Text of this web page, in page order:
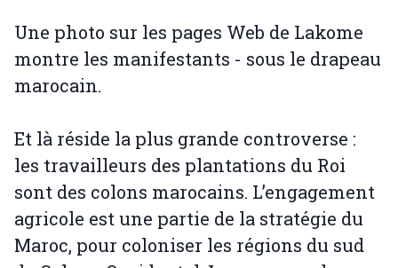
Une photo sur les pages Web de Lakome
montre les manifestants - sous le drapeau
marocain.
Et là réside la plus grande controverse :
les travailleurs des plantations du Roi
sont des colons marocains. L’engagement
agricole est une partie de la stratégie du
Maroc, pour coloniser les régions du sud